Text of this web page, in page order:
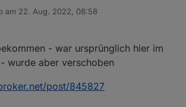
geschehen bitte Adapter löschen und
über Admin installieren. Dann werden die
am 22. Aug. 2022, 08:58
editiert von
- war ursprünglich hier im
wurde aber verschoben
post/845827